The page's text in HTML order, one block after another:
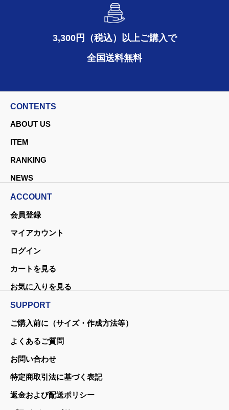
3,300円（税込）以上ご購入で
全国送料無料
CONTENTS
ABOUT US
ITEM
RANKING
NEWS
ACCOUNT
会員登録
マイアカウント
ログイン
カートを見る
お気に入りを見る
SUPPORT
ご購入前に（サイズ・作成方法等）
よくあるご質問
お問い合わせ
特定商取引法に基づく表記
返金および配送ポリシー